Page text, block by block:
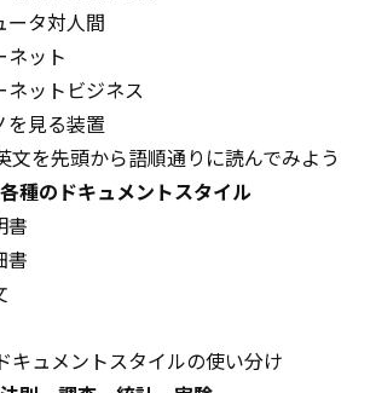
タ対人間
ット
ットビジネス
見る装置
を先頭から語順通りに読んでみよう
種のドキュメントスタイル
書
書
ュメントスタイルの使い分け